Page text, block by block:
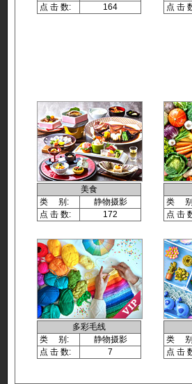
点 击 数:
164
点 击
美食
类 别:
静物摄影
点 击 数:
172
类
点 击
多彩毛线
类 别:
静物摄影
点 击 数:
7
类
点 击